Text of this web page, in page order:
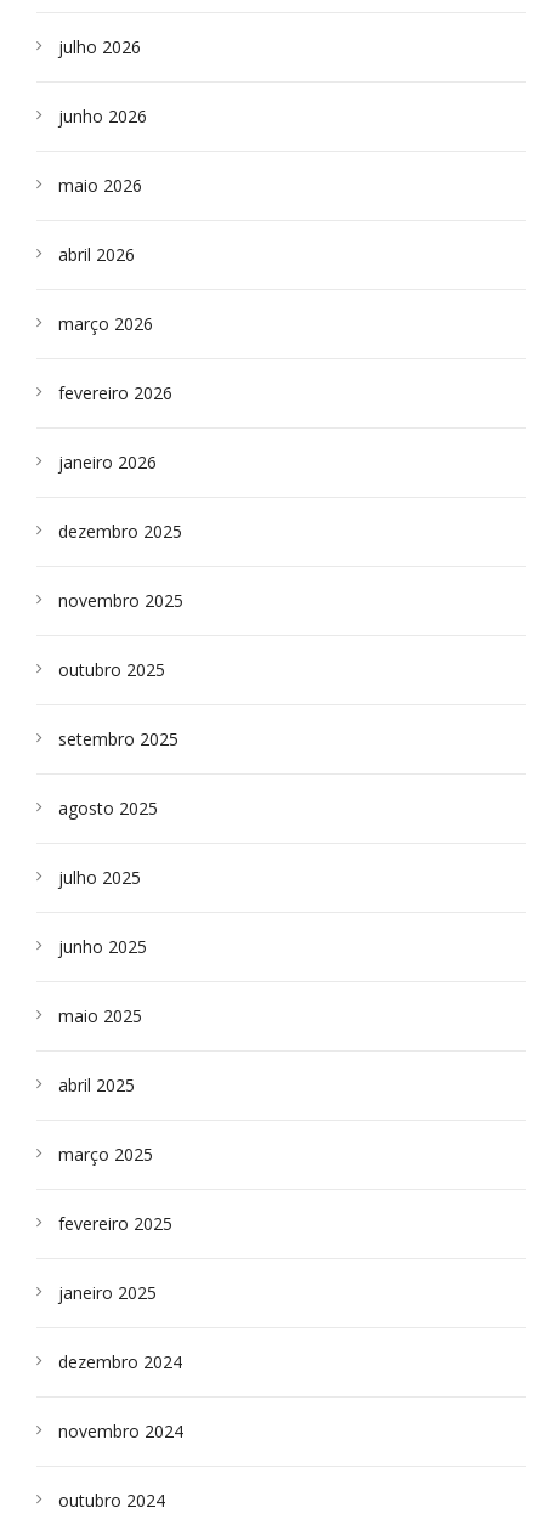
julho 2026
junho 2026
maio 2026
abril 2026
março 2026
fevereiro 2026
janeiro 2026
dezembro 2025
novembro 2025
outubro 2025
setembro 2025
agosto 2025
julho 2025
junho 2025
maio 2025
abril 2025
março 2025
fevereiro 2025
janeiro 2025
dezembro 2024
novembro 2024
outubro 2024